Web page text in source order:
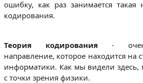
ошибку, как раз занимается такая
кодирования.
Теория кодирования -
направление, которое находится на
информатики. Как мы видели
с точки зрения физики.